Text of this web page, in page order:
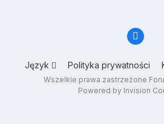
Język Polityka prywatności
Wszelkie prawa zastrzeżone
Powered by Invision